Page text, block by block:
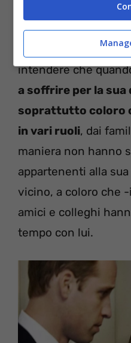
Chiaramente il loro
ma davvero molto
intendere che
a soffrire per la
soprattutto coloro
in vari ruoli, dai
maniera non hanno
appartenenti alla
vicino, a coloro che
amici e colleghi
tempo con lui.